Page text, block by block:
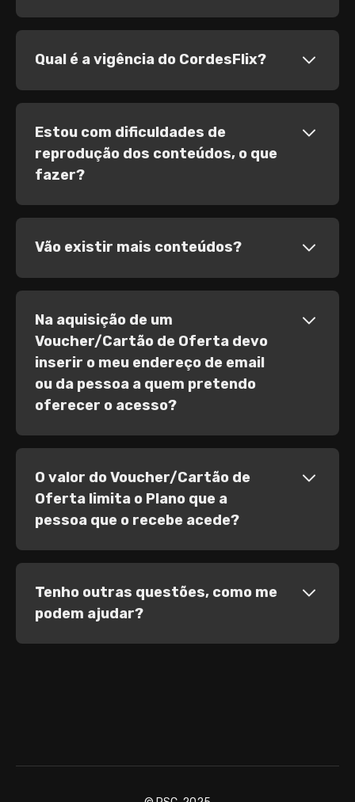
Qual é a vigência do CordesFlix?
Estou com dificuldades de
reprodução dos conteúdos, o que
fazer?
Vão existir mais conteúdos?
Na aquisição de um
Voucher/Cartão de Oferta devo
inserir o meu endereço de email
ou da pessoa a quem pretendo
oferecer o acesso?
O valor do Voucher/Cartão de
Oferta limita o Plano que a
pessoa que o recebe acede?
Tenho outras questões, como me
podem ajudar?